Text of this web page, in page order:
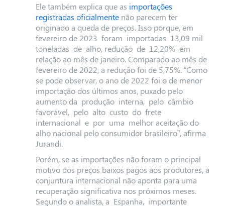
Ele também explica que as importações
registradas oficialmentenão parecem ter
originado a queda de preços. Isso porque, em
fevereiro de 2023 foram importadas 13,09 mil
toneladas de alho, redução de 12,20% em
relação ao mês de janeiro. Comparado ao mês de
fevereiro de 2022, a redução foi de 5,75%. “Como
se pode observar, o ano de 2022 foi o de menor
importação dos últimos anos, puxado pelo
aumento da produção interna, pelo câmbio
favorável, pelo alto custo do frete
internacional e por uma melhor aceitação do
alho nacional pelo consumidor brasileiro”, afirma
Jurandi.
Porém, se as importações não foram o principal
motivo dos preços baixos pagos aos produtores, a
conjuntura internacional não aponta para uma
recuperação significativa nos próximos meses.
Segundo o analista, a Espanha, importante